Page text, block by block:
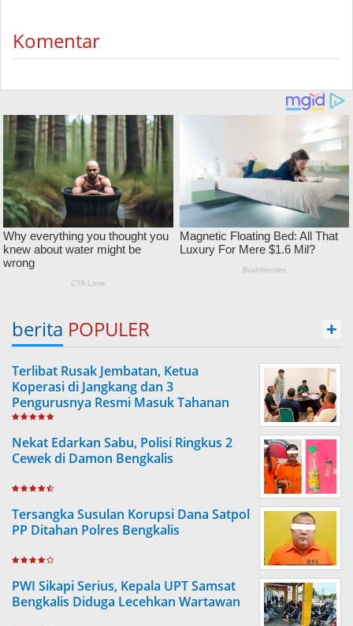
Komentar
berita POPULER +
Terlibat Rusak Jembatan, Ketua
Koperasi di Jangkang dan 3
Pengurusnya Resmi Masuk Tahanan
Jaksa
Nekat Edarkan Sabu, Polisi Ringkus 2
Cewek di Damon Bengkalis
Tersangka Susulan Korupsi Dana Satpol
PP Ditahan Polres Bengkalis
PWI Sikapi Serius, Kepala UPT Samsat
Bengkalis Diduga Lecehkan Wartawan